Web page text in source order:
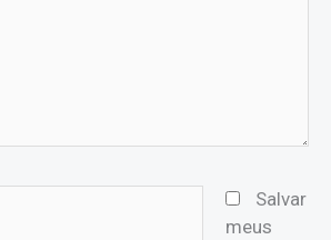
Salvar
meus